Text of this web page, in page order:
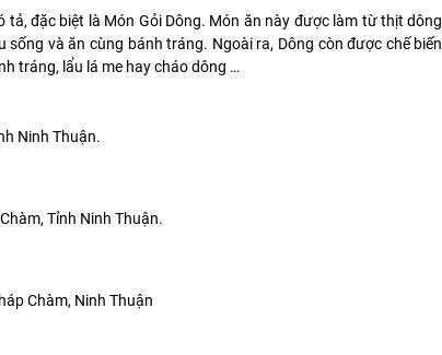
đặc biệt là Món Gỏi Dông. Món ăn này được làm từ thịt dông
và ăn cùng bánh tráng. Ngoài ra, Dông còn được chế biến
tráng, lẩu lá me hay cháo dông …
Ninh Thuận.
Tỉnh Ninh Thuận.
Chàm, Ninh Thuận